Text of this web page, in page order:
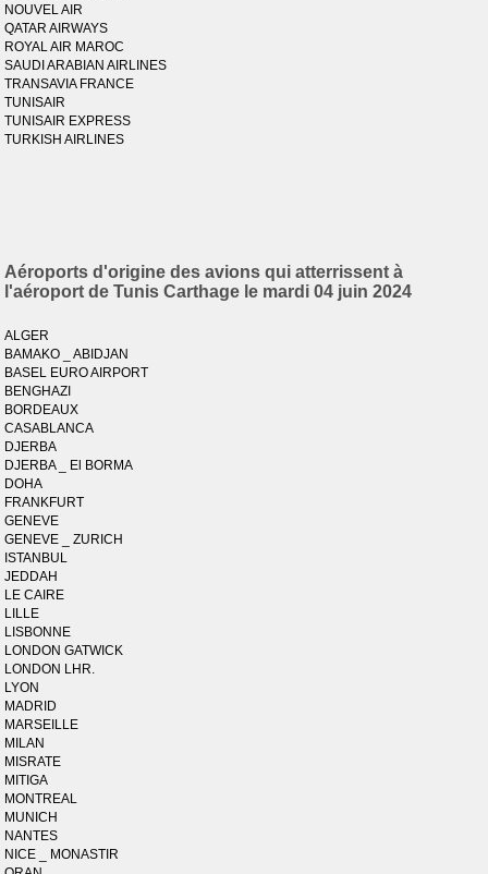
NOUVEL AIR
QATAR AIRWAYS
ROYAL AIR MAROC
SAUDI ARABIAN AIRLINES
TRANSAVIA FRANCE
TUNISAIR
TUNISAIR EXPRESS
TURKISH AIRLINES
Aéroports d'origine des avions qui atterrissent à
l'aéroport de Tunis Carthage le mardi 04 juin 2024
ALGER
BAMAKO _ ABIDJAN
BASEL EURO AIRPORT
BENGHAZI
BORDEAUX
CASABLANCA
DJERBA
DJERBA _ El BORMA
DOHA
FRANKFURT
GENEVE
GENEVE _ ZURICH
ISTANBUL
JEDDAH
LE CAIRE
LILLE
LISBONNE
LONDON GATWICK
LONDON LHR.
LYON
MADRID
MARSEILLE
MILAN
MISRATE
MITIGA
MONTREAL
MUNICH
NANTES
NICE _ MONASTIR